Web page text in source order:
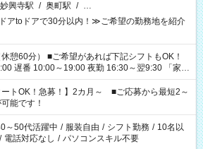
妙興寺駅 / 奥町駅 / …
アtoドアで30分以内！≫ご希望の勤務地を紹介
あれば下記シフトもOK！
遅番 10:00～19:00 夜勤 16:30～翌9:30 「家族
たい」 「余裕を持って夕飯の準備がしたい」
はしたくない」 など、ご希望を教えてください
仕事の勤務時間。 合計で週40時間を超える場
せん。
ートOK！急募！】2カ月～ ■ご応募から最短2～
能です！
～50代活躍中 / 服装自由 / シフト勤務 / 10名以
/ 電話対応なし / パソコンスキル不要